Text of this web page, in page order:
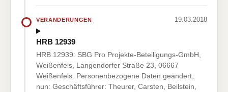
VERÄNDERUNGEN 19.03.2018
HRB 12939
HRB 12939: SBG Pro Projekte-Beteiligungs-GmbH,
Weißenfels, Langendorfer Straße 23, 06667
Weißenfels. Personenbezogene Daten geändert,
nun: Geschäftsführer: Theurer, Carsten, Beilstein,